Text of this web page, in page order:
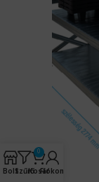
BoltSzűrő
0
KosárFiókom